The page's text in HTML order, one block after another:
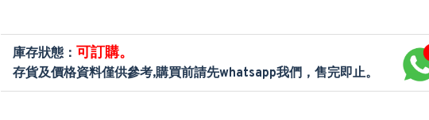
庫存狀態： 可訂購。
存貨及價格資料僅供參考,購買前請先whatsapp我們，售完即止。